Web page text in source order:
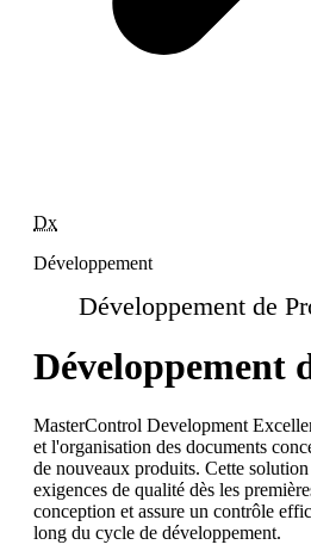
Dx
Développement
Développement de
Développement
MasterControl Development
et l'organisation des documents
de nouveaux produits. Cette
exigences de qualité dès les
conception et assure un contrôle
long du cycle de développement.